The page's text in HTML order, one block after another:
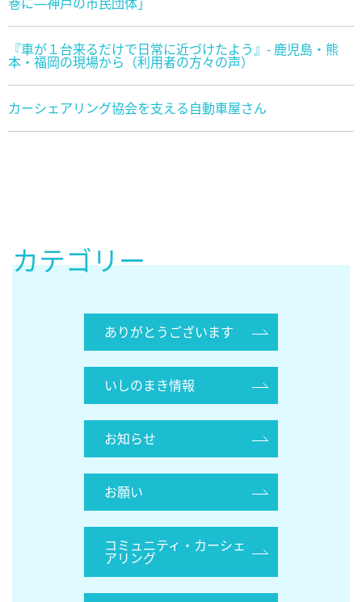
『車が１台来るだけで日常に近づけたよう』- 鹿児島・熊
本・福岡の現場から（利用者の方々の声）
カーシェアリング協会を支える自動車屋さん
カテゴリー
ありがとうございます
いしのまき情報
お知らせ
お願い
コミュニティ・カーシェ
アリング